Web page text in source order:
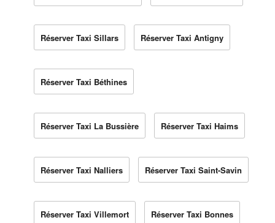
Réserver Taxi Sillars Réserver Taxi Antigny
Réserver Taxi Béthines
Réserver Taxi La Bussière Réserver Taxi Haims
Réserver Taxi Nalliers Réserver Taxi Saint-Savin
Réserver Taxi Villemort Réserver Taxi Bonnes